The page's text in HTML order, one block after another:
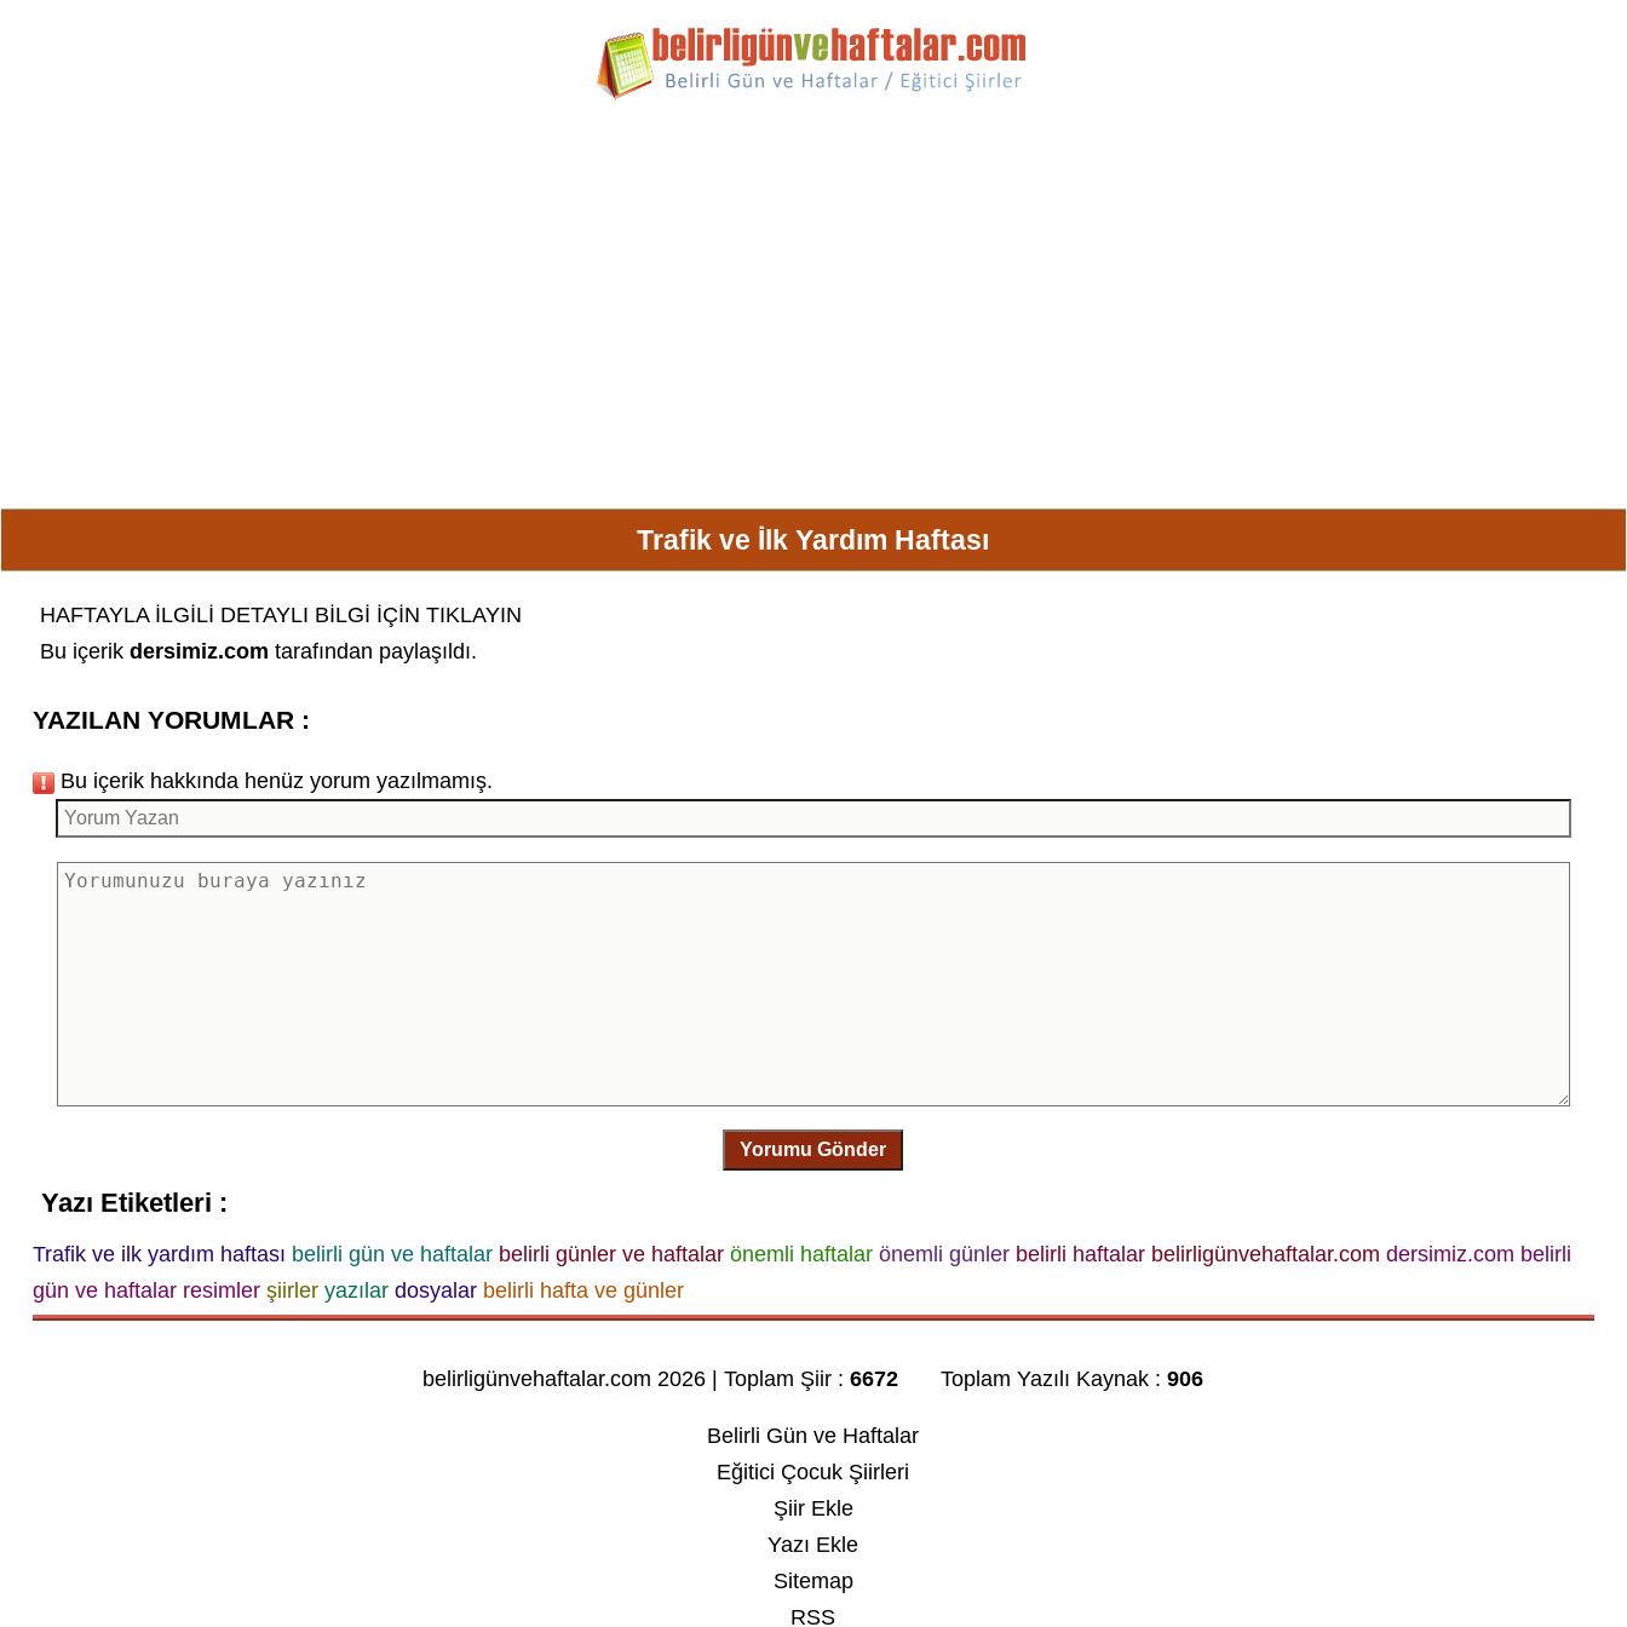
Trafik ve İlk Yardım Haftası
HAFTAYLA İLGİLİ DETAYLI BİLGİ İÇİN TIKLAYIN
Bu içerik dersimiz.com tarafından paylaşıldı.
YAZILAN YORUMLAR :
Bu içerik hakkında henüz yorum yazılmamış.
Yorumu Gönder
Yazı Etiketleri :
Trafik ve ilk yardım haftası belirli gün ve haftalar belirli günler ve haftalar önemli haftalar önemli günler belirli haftalar belirligünvehaftalar.com dersimiz.com belirli
gün ve haftalar resimler şiirler yazılar dosyalar belirli hafta ve günler
belirligünvehaftalar.com 2026 | Toplam Şiir :6672 Toplam Yazılı Kaynak :906
Belirli Gün ve Haftalar
Eğitici Çocuk Şiirleri
Şiir Ekle
Yazı Ekle
Sitemap
RSS